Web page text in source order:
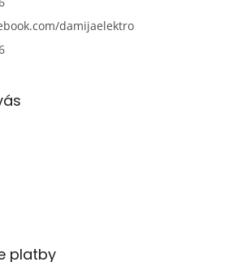
damijaelektro
platby